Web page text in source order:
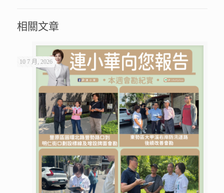
相關文章
10 7 月, 2026